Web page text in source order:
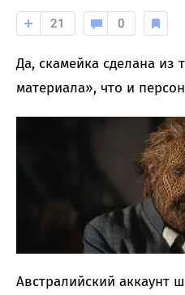
21 0
Да, скамейка сделана из
материала», что и
Австралийский аккаунт